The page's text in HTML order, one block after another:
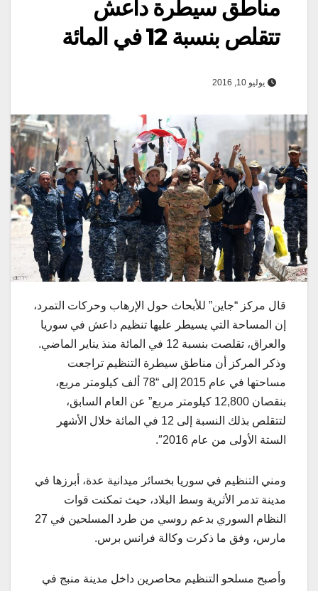
مناطق سيطرة داعش
تتقلص بنسبة 12 في المائة
يوليو 10, 2016
قال مركز “جاين” للأبحاث حول الإرهاب وحركات التمرد،
إن المساحة التي يسيطر عليها تنظيم داعش في سوريا
والعراق، تقلصت بنسبة 12 في المائة منذ يناير الماضي.
وذكر المركز أن مناطق سيطرة التنظيم تراجعت
مساحتها في عام 2015 إلى “78 ألف كيلومتر مربع،
بنقصان 12,800 كيلومتر مربع” عن العام السابق،
لتتقلص بذلك النسبة إلى 12 في المائة خلال الأشهر
الستة الأولى من عام 2016″.
ومني التنظيم في سوريا بخسائر ميدانية عدة، أبرزها في
مدينة تدمر الأثرية وسط البلاد، حيث تمكنت قوات
النظام السوري بدعم روسي من طرد المسلحين في 27
مارس، وفق ما ذكرت وكالة فرانس برس.
وأصبح مسلحو التنظيم محاصرين داخل مدينة منبج في